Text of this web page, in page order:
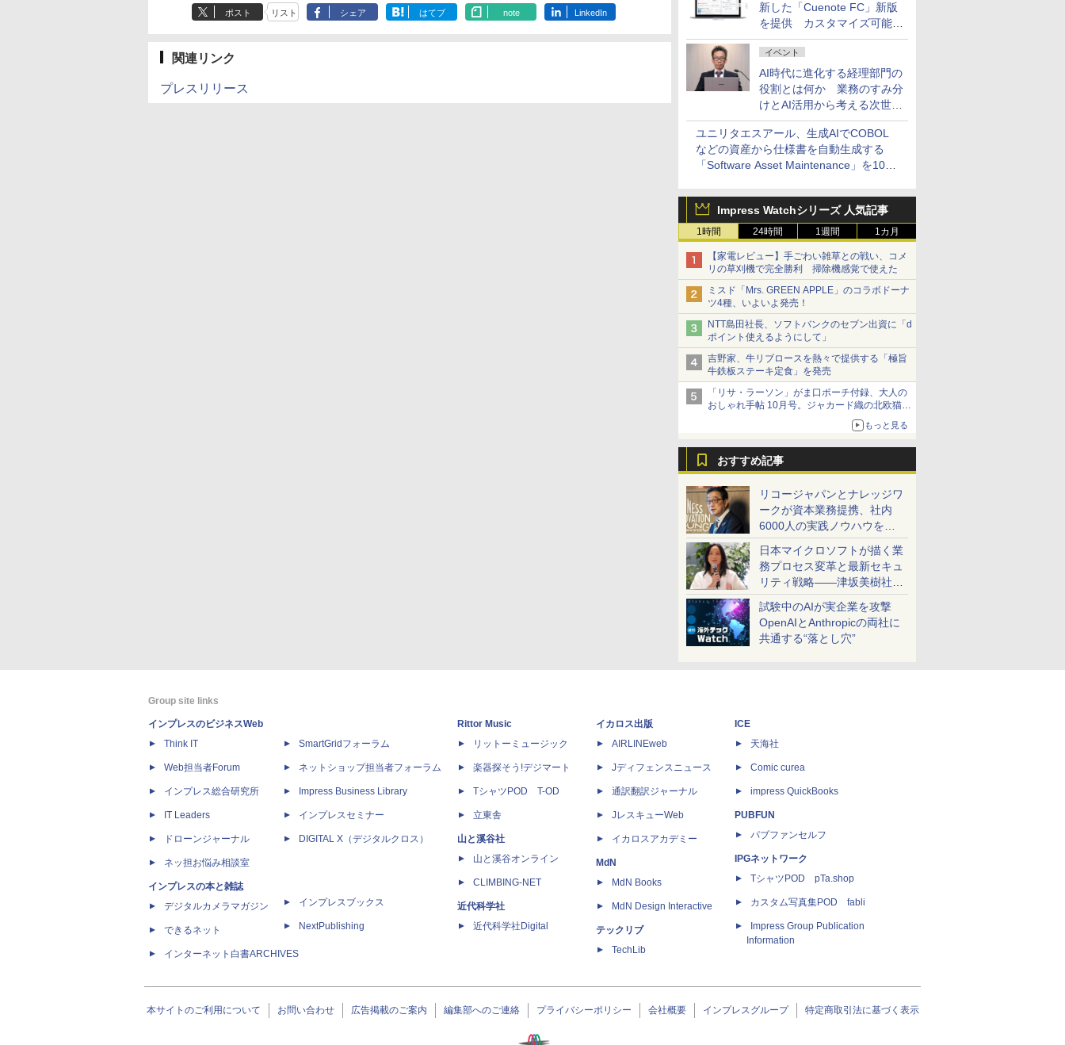
新した「Cuenote FC」新版
を提供 カスタマイズ可能な
ダッシュボード画面を搭載
イベント
AI時代に進化する経理部門の
役割とは何か 業務のすみ分
けとAI活用から考える次世代
ファイナンス戦略
ユニリタエスアール、生成AIでCOBOL
などの資産から仕様書を自動生成する
「Software Asset Maintenance」を10月
Impress Watchシリーズ 人気記事
1時間 24時間 1週間 1カ月
【家電レビュー】手ごわい雑草との戦い、コメ
リの草刈機で完全勝利 掃除機感覚で使えた
ミスド「Mrs. GREEN APPLE」のコラボドーナ
ツ4種、いよいよ発売！
NTT島田社長、ソフトバンクのセブン出資に「d
ポイント使えるようにして」
吉野家、牛リブロースを熱々で提供する「極旨
牛鉄板ステーキ定食」を発売
「リサ・ラーソン」がま口ポーチ付録、大人の
おしゃれ手帖 10月号。ジャカード織の北欧猫デ
もっと見る
おすすめ記事
リコージャパンとナレッジワ
ークが資本業務提携、社内
6000人の実践ノウハウを生
かした「AI商談記録 for
RICOH」を展開へ
日本マイクロソフトが描く業
務プロセス変革と最新セキュ
リティ戦略――津坂美樹社長
が2027年度戦略を説明
試験中のAIが実企業を攻撃
OpenAIとAnthropicの両社に
共通する“落とし穴”
ポスト リスト シェア はてブ note LinkedIn
関連リンク
プレスリリース
Group site links
インプレスのビジネスWeb
Think IT
Web担当者Forum
インプレス総合研究所
IT Leaders
ドローンジャーナル
ネッ担お悩み相談室
インプレスの本と雑誌
デジタルカメラマガジン
できるネット
インターネット白書ARCHIVES
SmartGridフォーラム
ネットショップ担当者フォーラム
Impress Business Library
インプレスセミナー
DIGITAL X（デジタルクロス）
インプレスブックス
NextPublishing
Rittor Music
リットーミュージック
楽器探そう!デジマート
TシャツPOD T-OD
立東舎
山と溪谷社
山と溪谷オンライン
CLIMBING-NET
近代科学社
近代科学社Digital
イカロス出版
AIRLINEweb
Jディフェンスニュース
通訳翻訳ジャーナル
JレスキューWeb
イカロスアカデミー
MdN
MdN Books
MdN Design Interactive
テックリブ
TechLib
ICE
天海社
Comic curea
impress QuickBooks
PUBFUN
パブファンセルフ
IPGネットワーク
TシャツPOD pTa.shop
カスタム写真集POD fabli
Impress Group Publication
Information
本サイトのご利用について お問い合わせ 広告掲載のご案内 編集部へのご連絡 プライバシーポリシー 会社概要 インプレスグループ 特定商取引法に基づく表示